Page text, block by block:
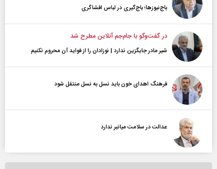
باج‌نیوزها؛ باج‌گیری در لباس افشاگری
در گفت‌و‌گو با جام‌جم آنلاین مطرح شد
شیر مادر جایگزین ندارد | نوزادان را از فواید آن محروم نکنیم
فرهنگ اهدای خون باید نسل به نسل منتقل شود
عدالت در سلامت میانبر ندارد